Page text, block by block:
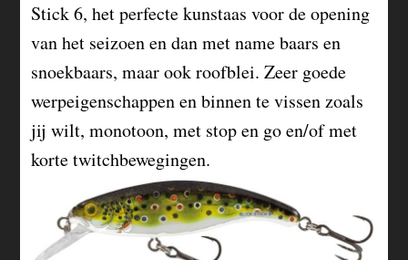
Stick 6, het perfecte kunstaas voor de opening
van het seizoen en dan met name baars en
snoekbaars, maar ook roofblei. Zeer goede
werpeigenschappen en binnen te vissen zoals
jij wilt, monotoon, met stop en go en/of met
korte twitchbewegingen.